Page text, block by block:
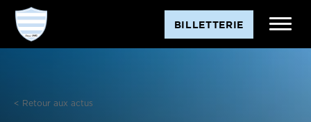
Aller
contenu
BILLETTERIE
< Retour aux actus